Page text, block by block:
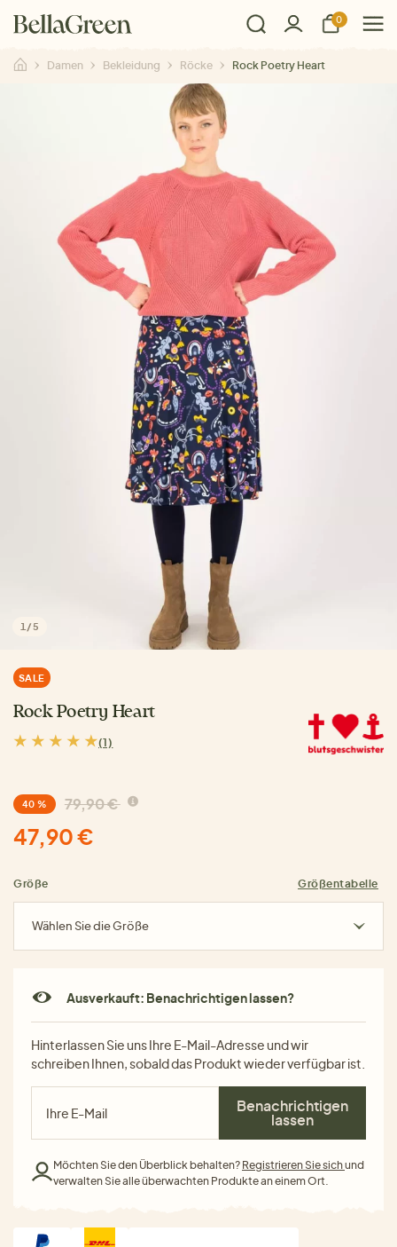
0
Damen Bekleidung Röcke Rock Poetry Heart
1 /5
SALE
Rock Poetry Heart
(1)
40 % 79,90 €
47,90 €
Größe Größentabelle
Wählen Sie die Größe
Ausverkauft: Benachrichtigen lassen?
Hinterlassen Sie uns Ihre E-Mail-Adresse und wir
schreiben Ihnen, sobald das Produkt wieder verfügbar ist.
Benachrichtigen
lassen
Möchten Sie den Überblick behalten? Registrieren Sie sichund
verwalten Sie alle überwachten Produkte an einem Ort.